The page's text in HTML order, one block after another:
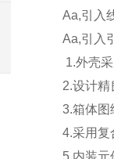
Aa,引入
Aa,引入
1.外壳
2.设计精
3.箱体图
4.采用复
5.内装